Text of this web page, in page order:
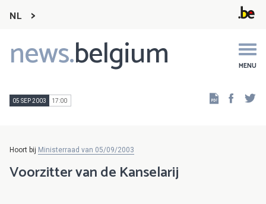
NL
news.belgium MENU
Main
navigation
05 SEP 2003 17:00
Hoort bij Ministerraad van 05/09/2003
Voorzitter van de Kanselarij